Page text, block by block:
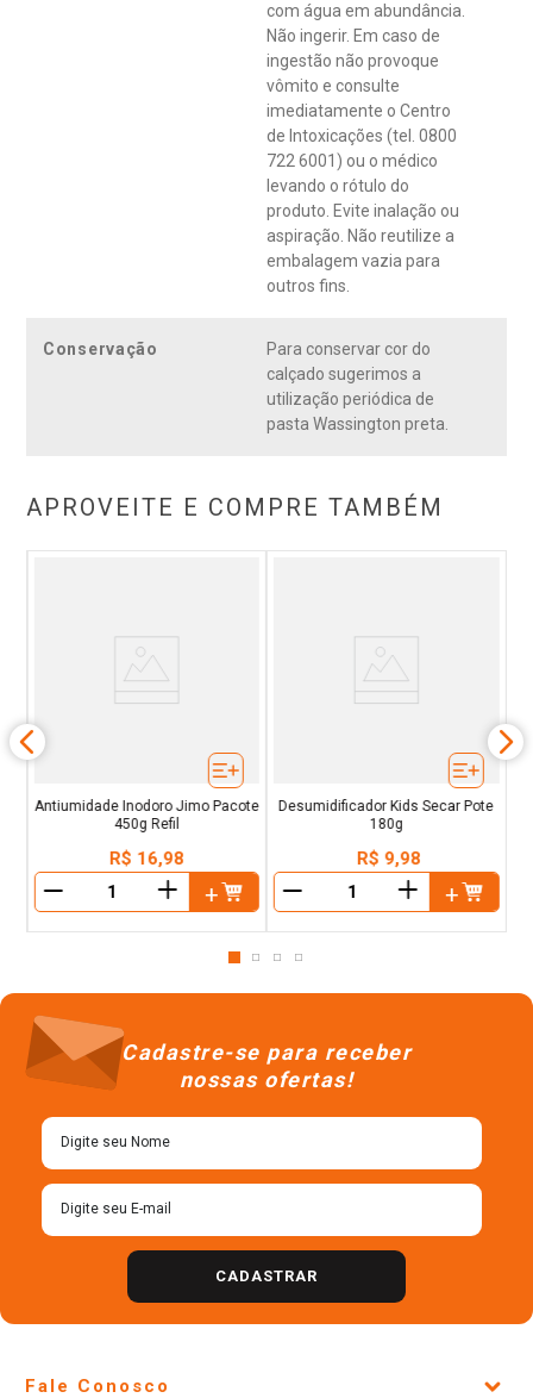
com água em abundância.
Não ingerir. Em caso de
ingestão não provoque
vômito e consulte
imediatamente o Centro
de Intoxicações (tel. 0800
722 6001) ou o médico
levando o rótulo do
produto. Evite inalação ou
aspiração. Não reutilize a
embalagem vazia para
outros fins.
Conservação
Para conservar cor do
calçado sugerimos a
utilização periódica de
pasta Wassington preta.
APROVEITE E COMPRE TAMBÉM
Antiumidade Inodoro Jimo Pacote
450g Refil
R$ 16,98
＋
Desumidificador Kids Secar Pote
180g
R$ 9,98
＋
Cadastre-se para receber
nossas ofertas!
CADASTRAR
Fale Conosco